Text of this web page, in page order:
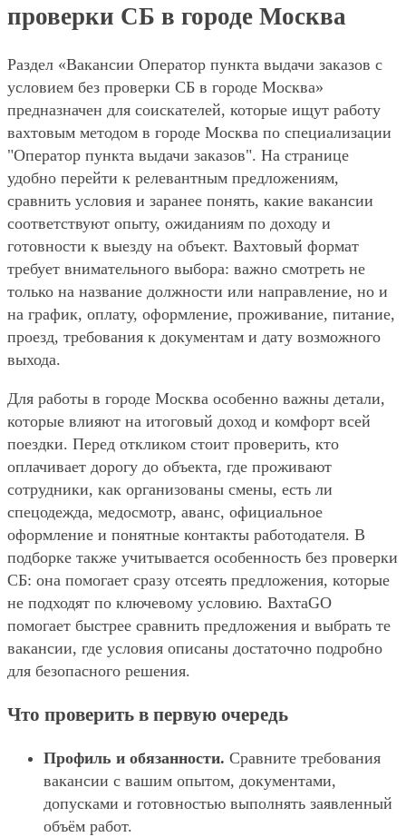
проверки СБ в городе Москва
Раздел «Вакансии Оператор пункта выдачи заказов с
условием без проверки СБ в городе Москва»
предназначен для соискателей, которые ищут работу
вахтовым методом в городе Москва по специализации
"Оператор пункта выдачи заказов". На странице
удобно перейти к релевантным предложениям,
сравнить условия и заранее понять, какие вакансии
соответствуют опыту, ожиданиям по доходу и
готовности к выезду на объект. Вахтовый формат
требует внимательного выбора: важно смотреть не
только на название должности или направление, но и
на график, оплату, оформление, проживание, питание,
проезд, требования к документам и дату возможного
выхода.
Для работы в городе Москва особенно важны детали,
которые влияют на итоговый доход и комфорт всей
поездки. Перед откликом стоит проверить, кто
оплачивает дорогу до объекта, где проживают
сотрудники, как организованы смены, есть ли
спецодежда, медосмотр, аванс, официальное
оформление и понятные контакты работодателя. В
подборке также учитывается особенность без проверки
СБ: она помогает сразу отсеять предложения, которые
не подходят по ключевому условию. ВахтаGO
помогает быстрее сравнить предложения и выбрать те
вакансии, где условия описаны достаточно подробно
для безопасного решения.
Что проверить в первую очередь
Профиль и обязанности. Сравните требования
вакансии с вашим опытом, документами,
допусками и готовностью выполнять заявленный
объём работ.